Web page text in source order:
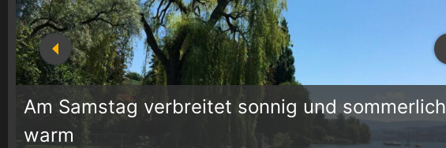
Am Samstag verbreitet sonnig und sommerlich
warm